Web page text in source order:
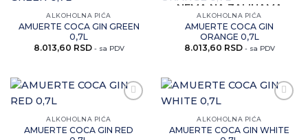
artikal
ALKOHOLNA PIĆA
AMUERTE COCA GIN GREEN
0,7L
8.013,60 RSD - sa PDV
Zaprati
artikal
NEMA NA ZALIHAMA
ALKOHOLNA PIĆA
AMUERTE COCA GIN
ORANGE 0,7L
8.013,60 RSD - sa PDV
artikal
ALKOHOLNA PIĆA
AMUERTE COCA GIN RED
artikal
ALKOHOLNA PIĆA
AMUERTE COCA GIN WHITE